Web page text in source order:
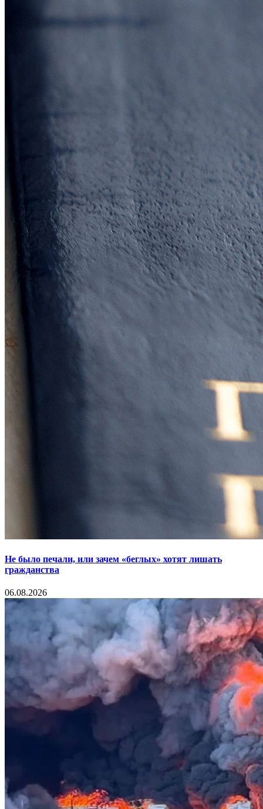
Не было печали, или зачем «беглых» хотят лишать
гражданства
06.08.2026